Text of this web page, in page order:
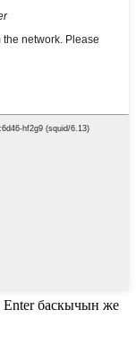
Enter баскычын же